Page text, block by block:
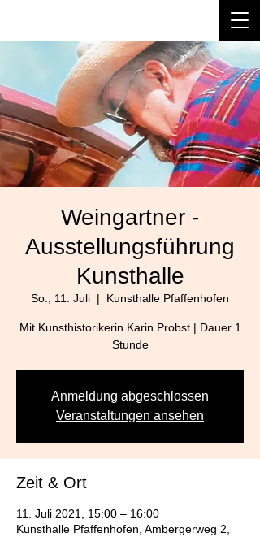
Weingartner -
Ausstellungsführung
Kunsthalle
So., 11. Juli
  |
Kunsthalle Pfaffenhofen
Mit Kunsthistorikerin Karin Probst | Dauer 1
Stunde
Anmeldung abgeschlossen
Veranstaltungen ansehen
Zeit & Ort
11. Juli 2021, 15:00 – 16:00
Kunsthalle Pfaffenhofen, Ambergerweg 2,